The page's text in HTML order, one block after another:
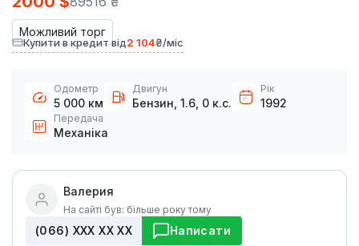
Можливий торг
Купити в кредит від2 104₴/міс
Одометр
5 000 км
Двигун
Бензин, 1.6, 0 к.с.
Рік
1992
Передача
Механіка
Валерия
На сайті був: більше року тому
(066) ХХХ ХХ ХХ Написати